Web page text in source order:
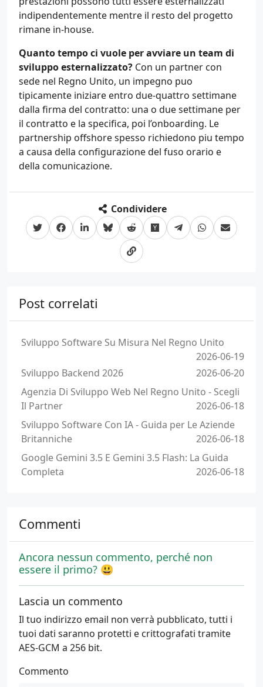
indipendentemente mentre il resto del progetto
rimane in-house.
Quanto tempo ci vuole per avviare un team di
sviluppo esternalizzato? Con un partner con
sede nel Regno Unito, un impegno puo
tipicamente iniziare entro due-quattro settimane
dalla firma del contratto: una o due settimane per
il contratto e la specifica, poi l’onboarding. Le
partnership offshore spesso richiedono piu tempo
a causa della configurazione del fuso orario e
della comunicazione.
Condividere
Post correlati
Sviluppo Software Su Misura Nel Regno Unito
2026-06-19
Sviluppo Backend 2026
2026-06-20
Agenzia Di Sviluppo Web Nel Regno Unito - Scegli
Il Partner
2026-06-18
Sviluppo Software Con IA - Guida per Le Aziende
Britanniche
2026-06-18
Google Gemini 3.5 E Gemini 3.5 Flash: La Guida
Completa
2026-06-18
Commenti
Ancora nessun commento, perché non
essere il primo? 😃
Lascia un commento
Il tuo indirizzo email non verrà pubblicato, tutti i
tuoi dati saranno protetti e crittografati tramite
AES-GCM a 256 bit.
Commento